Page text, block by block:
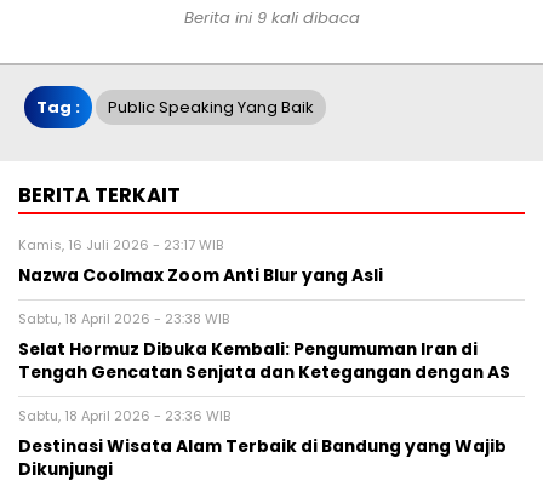
Berita ini 9 kali dibaca
Tag : Public Speaking Yang Baik
BERITA TERKAIT
Kamis, 16 Juli 2026 - 23:17 WIB
Nazwa Coolmax Zoom Anti Blur yang Asli
Sabtu, 18 April 2026 - 23:38 WIB
Selat Hormuz Dibuka Kembali: Pengumuman Iran di
Tengah Gencatan Senjata dan Ketegangan dengan AS
Sabtu, 18 April 2026 - 23:36 WIB
Destinasi Wisata Alam Terbaik di Bandung yang Wajib
Dikunjungi